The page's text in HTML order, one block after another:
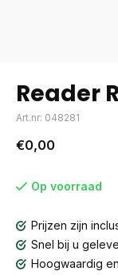
Reader R
Art.nr: 048281
€0,00
Op voorraad
Prijzen zijn
Snel bij u
Hoogwaardig